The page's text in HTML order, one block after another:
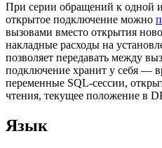
При серии обращений к одной
открытое подключение можно
вызовами вместо открытия
накладные расходы на
позволяет передавать между
подключение хранит у себя —
переменные SQL-сессии,
чтения, текущее положение в
Язык